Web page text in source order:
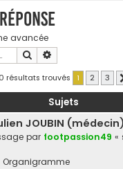
avancée
Rechercher
résultats trouvés 1 2 3
Sujets
JOUBIN (médecin)
par footpassion49 «
Organigramme